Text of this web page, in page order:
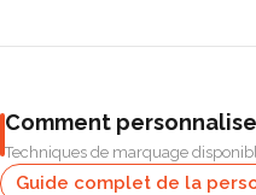
Comment
Techniques de marquage
Guide complet de la